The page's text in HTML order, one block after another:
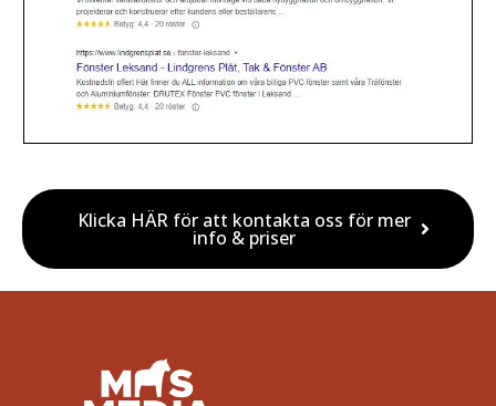
Klicka HÄR för att kontakta oss för mer
info & priser